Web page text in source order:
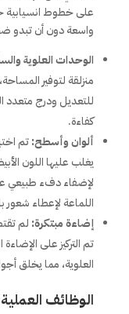
على خطوط انسيابية
واسعة دون أن تبدو
الوحدات العلوية
منزلقة لتوفير
للتعديل ودرج متعدد
كفاءة.
ألوان وأسطح:تم
يغلب عليها اللون
لإضفاء دفء طبيعي
اللماعة لإعطاء شعور
إضاءة مبتكرة: لم
تم التركيز على
العلوية، مما يخلق
الوظائف العملية